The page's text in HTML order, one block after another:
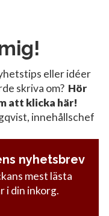
eller idéer
skriva om? Hör
att klicka här!
innehållschef
nyhetsbrev
mest lästa
i din inkorg.